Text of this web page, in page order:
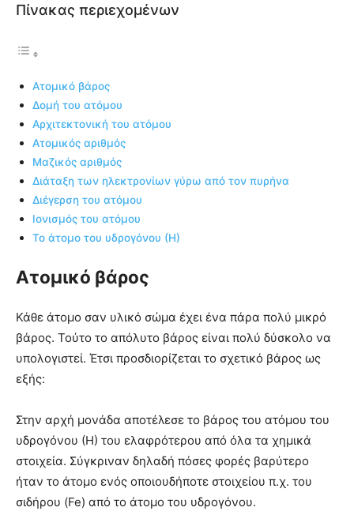
Πίνακας περιεχομένων
Ατομικό βάρος
Δομή του ατόμου
Αρχιτεκτονική του ατόμου
Ατομικός αριθμός
Μαζικός αριθμός
Διάταξη των ηλεκτρονίων γύρω από τον πυρήνα
Διέγερση του ατόμου
Ιονισμός του ατόμου
Το άτομο του υδρογόνου (Η)
Ατομικό βάρος
Κάθε άτομο σαν υλικό σώμα έχει ένα πάρα πολύ μικρό
βάρος. Τούτο το απόλυτο βάρος είναι πολύ δύσκολο να
υπολογιστεί. Έτσι προσδιορίζεται το σχετικό βάρος ως
εξής:
Στην αρχή μονάδα αποτέλεσε το βάρος του ατόμου του
υδρογόνου (Η) του ελαφρότερου από όλα τα χημικά
στοιχεία. Σύγκριναν δηλαδή πόσες φορές βαρύτερο
ήταν το άτομο ενός οποιουδήποτε στοιχείου π.χ. του
σιδήρου (Fe) από το άτομο του υδρογόνου.